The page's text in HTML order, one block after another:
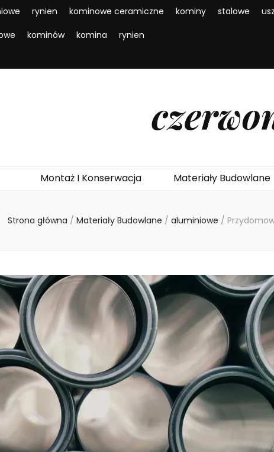
rynien kominowe ceramiczne kominy stalowe
kominów komina rynien
Montaż I Konserwacja Materiały Budowlane
Strona główna / Materiały Budowlane / aluminiowe /